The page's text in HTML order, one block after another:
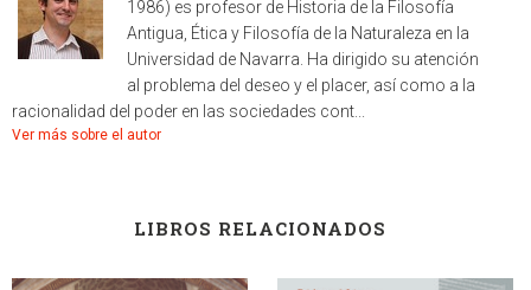
1986) es profesor de Historia de la Filosofía
Antigua, Ética y Filosofía de la Naturaleza en la
Universidad de Navarra. Ha dirigido su atención
al problema del deseo y el placer, así como a la
racionalidad del poder en las sociedades cont...
Ver más sobre el autor
LIBROS RELACIONADOS